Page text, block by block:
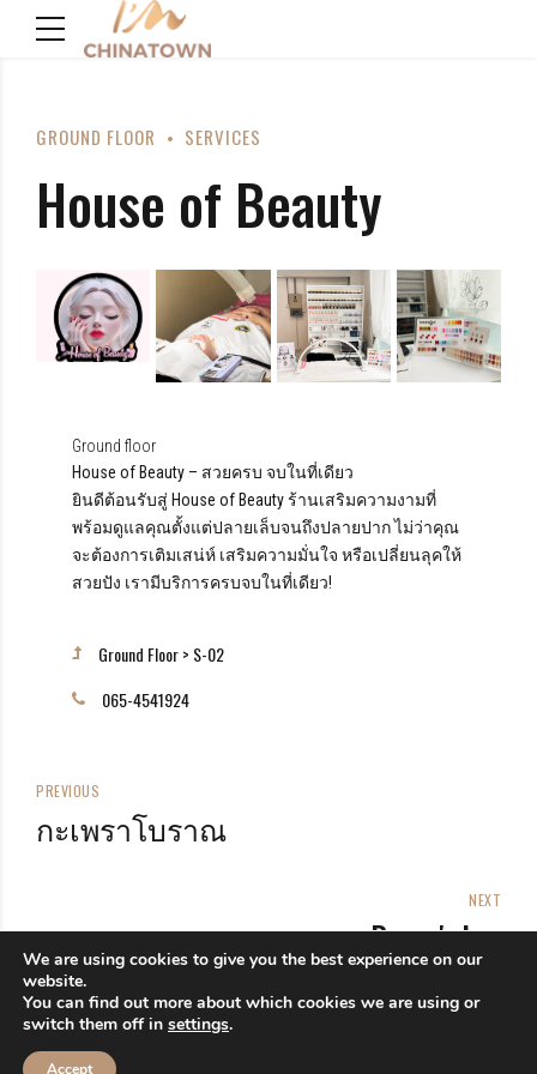
GROUND FLOOR SERVICES
House of Beauty
Ground floor
House of Beauty – สวยครบ จบในที่เดียว
ยินดีต้อนรับสู่ House of Beauty ร้านเสริมความงามที่
พร้อมดูแลคุณตั้งแต่ปลายเล็บจนถึงปลายปาก ไม่ว่าคุณ
จะต้องการเติมเสน่ห์ เสริมความมั่นใจ หรือเปลี่ยนลุคให้
สวยปัง เรามีบริการครบจบในที่เดียว!
Ground Floor > S-02
065-4541924
PREVIOUS
กะเพราโบราณ
NEXT
Baron's bar
We are using cookies to give you the best experience on our
website.
You can find out more about which cookies we are using or
switch them off in settings.
Accept